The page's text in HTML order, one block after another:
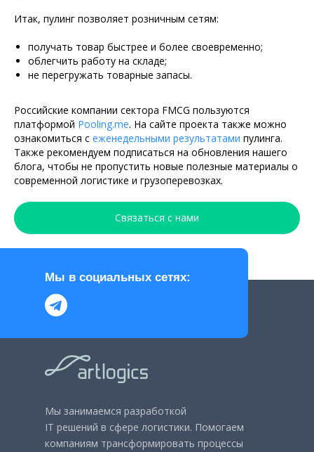
Итак, пулинг позволяет розничным сетям:
получать товар быстрее и более своевременно;
облегчить работу на складе;
не перегружать товарные запасы.
Российские компании сектора FMCG пользуются
платформой Pooling.me. На сайте проекта также можно
ознакомиться с еженедельными результатами пулинга.
Также рекомендуем подписаться на обновления нашего
блога, чтобы не пропустить новые полезные материалы о
современной логистике и грузоперевозках.
Связаться с нами
Мы в социальных сетях:
Мы занимаемся разработкой
IT решений в сфере логистики. Помогаем
компаниям трансформировать процессы